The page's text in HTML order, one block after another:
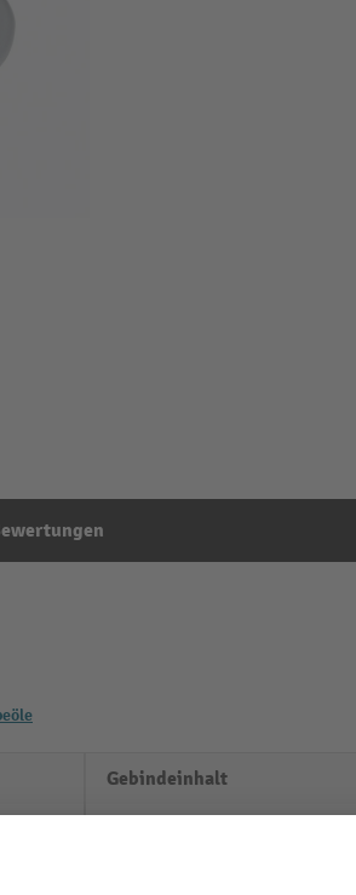
Gebindeinhalt